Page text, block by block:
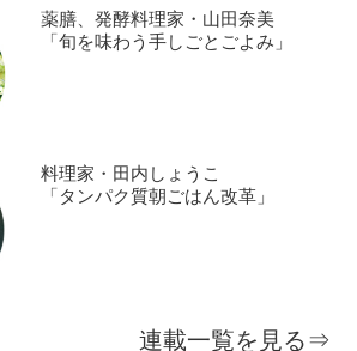
薬膳、発酵料理家・山田奈美
「旬を味わう手しごとごよみ」
料理家・田内しょうこ
「タンパク質朝ごはん改革」
連載一覧を見る⇒